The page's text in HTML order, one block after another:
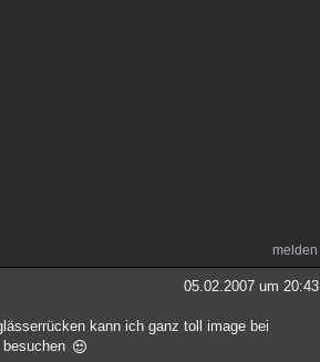
melden
05.02.2007 um 20:43
kann ich ganz toll image bei